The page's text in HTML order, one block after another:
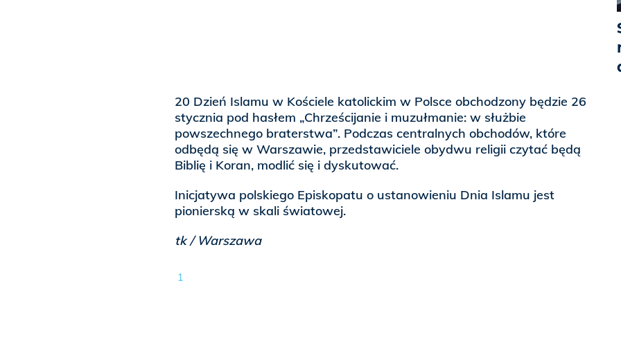
20 Dzień Islamu w Kościele katolickim w Polsce obchodzony będzie 26
stycznia pod hasłem „Chrześcijanie i muzułmanie: w służbie
powszechnego braterstwa”. Podczas centralnych obchodów, które
odbędą się w Warszawie, przedstawiciele obydwu religii czytać będą
Biblię i Koran, modlić się i dyskutować.
Inicjatywa polskiego Episkopatu o ustanowieniu Dnia Islamu jest
pionierską w skali światowej.
tk / Warszawa
1